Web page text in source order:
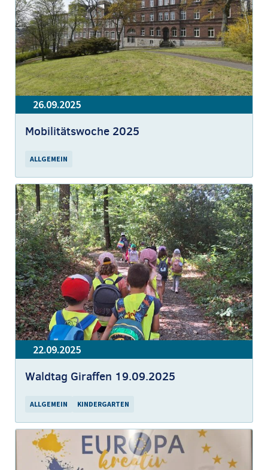
26.09.2025
Mobilitätswoche 2025
ALLGEMEIN
22.09.2025
Waldtag Giraffen 19.09.2025
ALLGEMEIN KINDERGARTEN